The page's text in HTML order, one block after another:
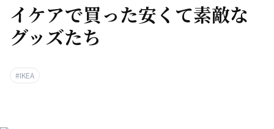
イケアで買った安くて素敵な
グッズたち
#IKEA